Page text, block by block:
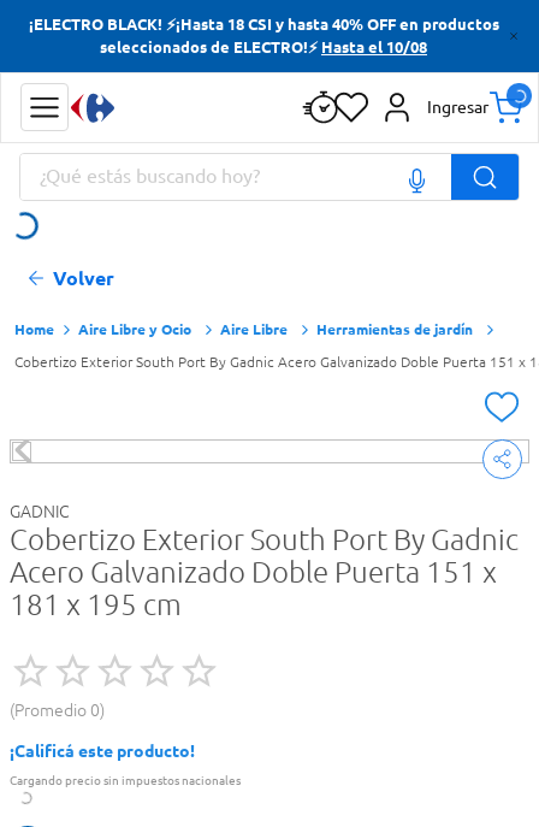
¡ELECTRO BLACK! ⚡¡Hasta 18 CSI y hasta 40% OFF en productos
seleccionados de ELECTRO!⚡ Hasta el 10/08
Ingresar
¿Qué estás buscando hoy?
Volver
Aire Libre y Ocio Aire Libre Herramientas de jardín
Cobertizo Exterior South Port By Gadnic Acero Galvanizado Doble Puerta 151 x
GADNIC
Cobertizo Exterior South Port By Gadnic
Acero Galvanizado Doble Puerta 151 x
181 x 195 cm
Promedio 0
¡Calificá este producto!
Cargando precio sin impuestos nacionales
Términos más buscados
Yerba
Cerveza
Doves
Términos más buscados
Yerba
Cerveza
Doves
Papas Fritas